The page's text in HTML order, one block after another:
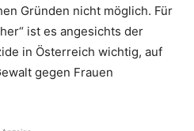
Gründen nicht möglich. Für
ist es angesichts der
in Österreich wichtig, auf
gegen Frauen